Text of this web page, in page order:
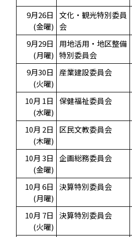
9月26日
(金曜)
文化・観光特別委員
会
9月29日
(月曜)
用地活用・地区整備
特別委員会
9月30日
(火曜)
産業建設委員会
10月 1日
(水曜)
保健福祉委員会
10月 2日
(木曜)
区民文教委員会
10月 3日
(金曜)
企画総務委員会
10月 6日
(月曜)
決算特別委員会
10月 7日
(火曜)
決算特別委員会